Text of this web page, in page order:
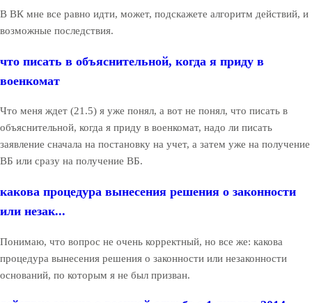
В ВК мне все равно идти, может, подскажете алгоритм действий, и
возможные последствия.
что писать в объяснительной, когда я приду в
военкомат
Что меня ждет (21.5) я уже понял, а вот не понял, что писать в
объяснительной, когда я приду в военкомат, надо ли писать
заявление сначала на постановку на учет, а затем уже на получение
ВБ или сразу на получение ВБ.
какова процедура вынесения решения о законности
или незак...
Понимаю, что вопрос не очень корректный, но все же: какова
процедура вынесения решения о законности или незаконности
оснований, по которым я не был призван.